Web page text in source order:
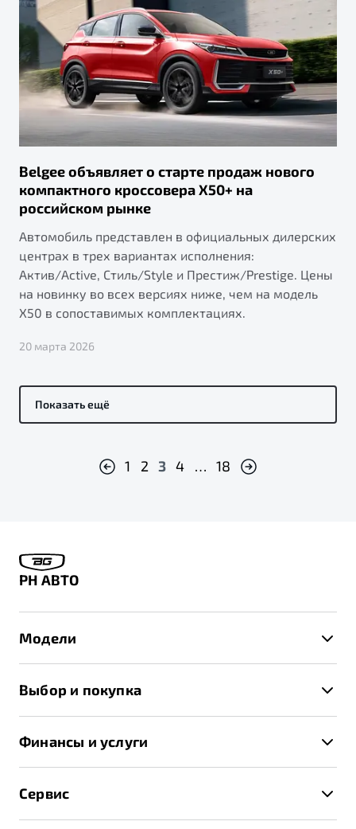
Belgee объявляет о старте продаж нового
компактного кроссовера X50+ на
российском рынке
Автомобиль представлен в официальных дилерских
центрах в трех вариантах исполнения:
Актив/Active, Стиль/Style и Престиж/Prestige. Цены
на новинку во всех версиях ниже, чем на модель
X50 в сопоставимых комплектациях.
20 марта 2026
Показать ещё
1 2 3 4 … 18
РН АВТО
Модели
X70
Выбор и покупка
Спецпредложения и Акции
Записаться на тест-драйв
Получить предложение
Финансы и услуги
Трейд-ин
Сервис